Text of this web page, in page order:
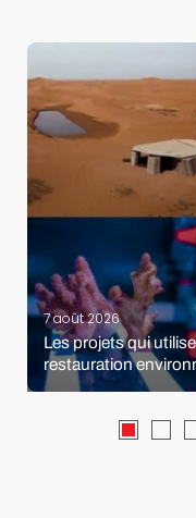
7 août 2026
Les projets qui
restauration